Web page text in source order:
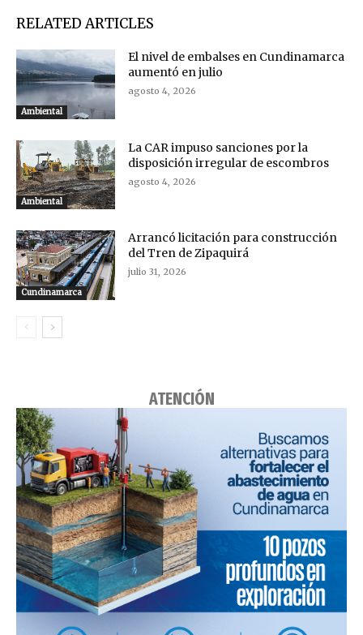
RELATED ARTICLES
Ambiental
El nivel de embalses en Cundinamarca
aumentó en julio
agosto 4, 2026
Ambiental
La CAR impuso sanciones por la
disposición irregular de escombros
agosto 4, 2026
Cundinamarca
Arrancó licitación para construcción
del Tren de Zipaquirá
julio 31, 2026
ATENCIÓN